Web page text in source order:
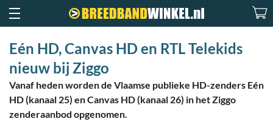
Eén HD, Canvas HD en RTL Telekids
nieuw bij Ziggo
Vanaf heden worden de Vlaamse publieke HD-zenders Eén
HD (kanaal 25) en Canvas HD (kanaal 26) in het Ziggo
zenderaanbod opgenomen.